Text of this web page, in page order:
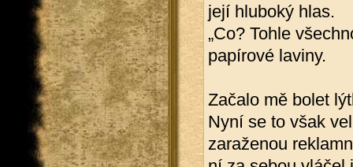
její hluboký hlas.
„Co? Tohle
papírové laviny.
Začalo mě bolet
Nyní se to však
zaraženou